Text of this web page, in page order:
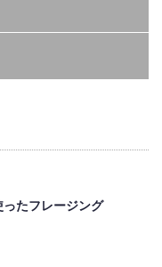
たフレージング